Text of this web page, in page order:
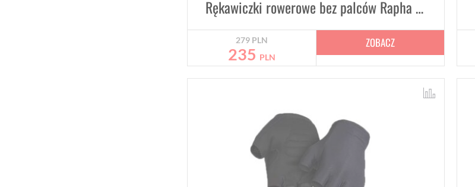
Rękawiczki rowerowe bez palców Rapha Pro Team
279 PLN
235 PLN
ZOBACZ